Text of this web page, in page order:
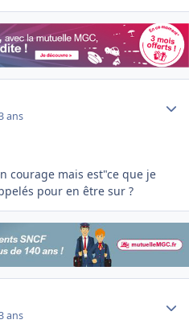
ans
courage mais est"ce que je
pour en être sur ?
ans